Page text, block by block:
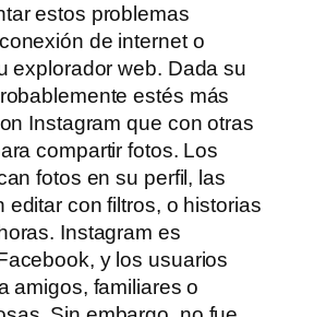
estos problemas
de internet o
explorador web. Dada su
estés más
Instagram que con otras
compartir fotos. Los
fotos en su perfil, las
editar con filtros, o historias
Instagram es
y los usuarios
amigos, familiares o